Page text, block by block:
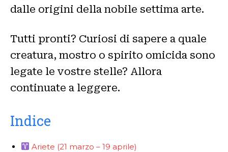
dalle origini della nobile settima arte.
Tutti pronti? Curiosi di sapere a quale
creatura, mostro o spirito omicida sono
legate le vostre stelle? Allora
continuate a leggere.
Indice
Ariete (21 marzo – 19 aprile)